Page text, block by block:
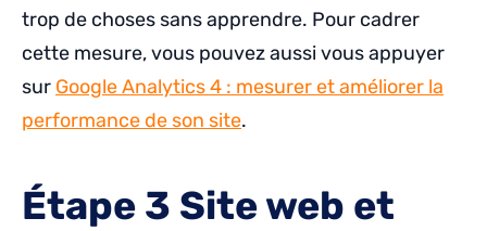
trop de choses sans apprendre. Pour cadrer
cette mesure, vous pouvez aussi vous appuyer
sur Google Analytics 4 : mesurer et améliorer la
performance de son site.
Étape 3 Site web et